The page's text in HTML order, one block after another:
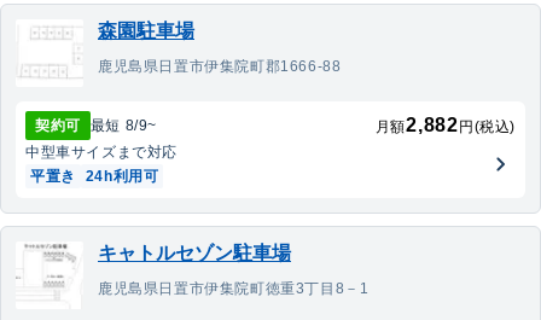
森園駐車場
鹿児島県日置市伊集院町郡1666-88
契約可 最短 8/9~ 月額2,882 円(税込)
中型車サイズまで対応
平置き
24h利用可
キャトルセゾン駐車場
鹿児島県日置市伊集院町徳重3丁目8－1